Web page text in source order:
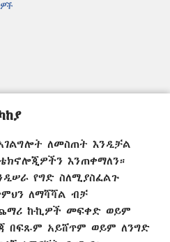
ለመስጠት እንዲቻል
እንጠቀማለን።
የግድ ስለሚያስፈልጉ
ለማሻሻል ብቻ
ኩኪዎች መፍቀድ ወይም
በፍጹም አይሸጥም ወይም ለንግድ
ቤተ መጻሕፍት